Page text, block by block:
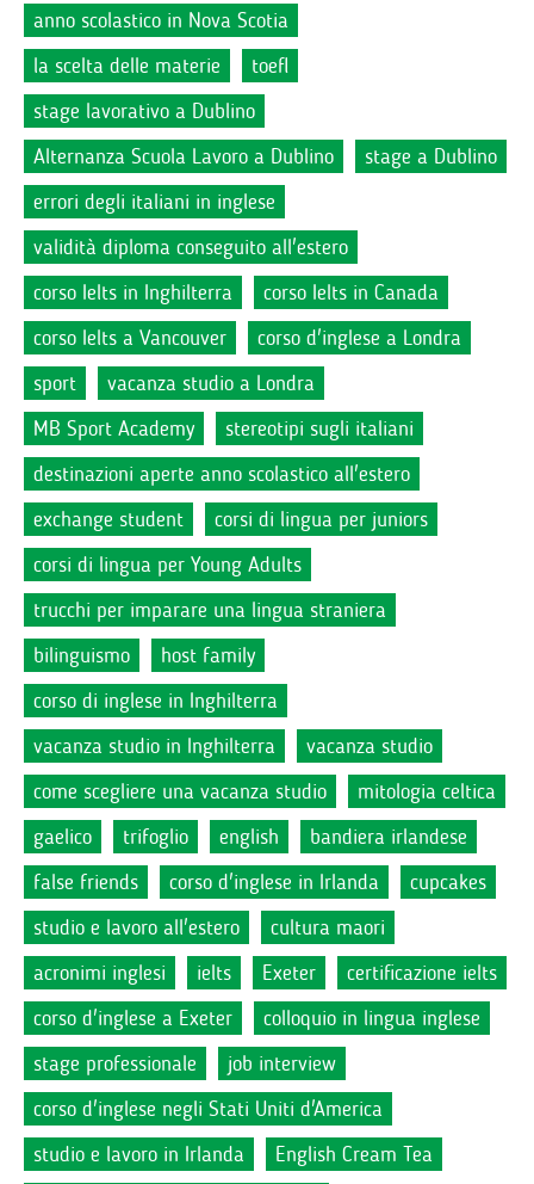
anno scolastico in Nova Scotia
la scelta delle materie
toefl
stage lavorativo a Dublino
Alternanza Scuola Lavoro a Dublino
stage a Dublino
errori degli italiani in inglese
validità diploma conseguito all'estero
corso Ielts in Inghilterra
corso Ielts in Canada
corso Ielts a Vancouver
corso d'inglese a Londra
sport
vacanza studio a Londra
MB Sport Academy
stereotipi sugli italiani
destinazioni aperte anno scolastico all'estero
exchange student
corsi di lingua per juniors
corsi di lingua per Young Adults
trucchi per imparare una lingua straniera
bilinguismo
host family
corso di inglese in Inghilterra
vacanza studio in Inghilterra
vacanza studio
come scegliere una vacanza studio
mitologia celtica
gaelico
trifoglio english
bandiera irlandese
false friends
corso d'inglese in Irlanda
cupcakes
studio e lavoro all'estero
cultura maori
acronimi inglesi
ielts Exeter
certificazione ielts
corso d'inglese a Exeter
colloquio in lingua inglese
stage professionale
job interview
corso d'inglese negli Stati Uniti d'America
studio e lavoro in Irlanda
English Cream Tea